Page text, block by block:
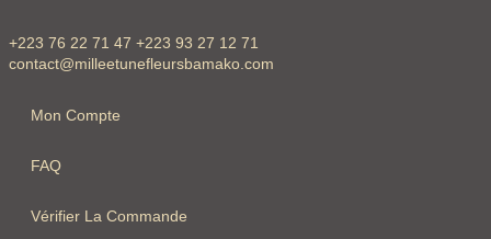
+223 76 22 71 47 +223 93 27 12 71
contact@milleetunefleursbamako.com
Mon Compte
FAQ
Vérifier La Commande